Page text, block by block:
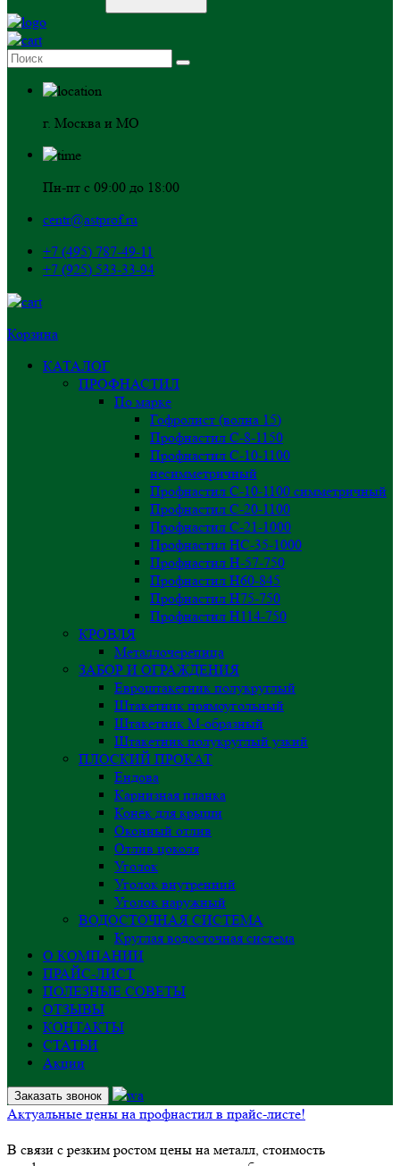
г. Москва и МО
Пн-пт с 09:00 до 18:00
centr@astprof.ru
+7 (495) 787-49-11
+7 (925) 533-33-94
Корзина
КАТАЛОГ
ПРОФНАСТИЛ
По марке
Гофролист (волна 15)
Профнастил С-8-1150
Профнастил С-10-1100
несимметричный
Профнастил С-10-1100 симметричный
Профнастил С-20-1100
Профнастил С-21-1000
Профнастил НС-35-1000
Профнастил H-57-750
Профнастил Н60-845
Профнастил Н75-750
Профнастил Н114-750
КРОВЛЯ
Металлочерепица
ЗАБОР И ОГРАЖДЕНИЯ
Евроштакетник полукруглый
Штакетник прямоугольный
Штакетник М-образный
Штакетник полукруглый узкий
ПЛОСКИЙ ПРОКАТ
Ендова
Карнизная планка
Конёк для крыши
Оконный отлив
Отлив цоколя
Уголок
Уголок внутренний
Уголок наружный
ВОДОСТОЧНАЯ СИСТЕМА
Круглая водосточная система
О КОМПАНИИ
ПРАЙС-ЛИСТ
ПОЛЕЗНЫЕ СОВЕТЫ
ОТЗЫВЫ
КОНТАКТЫ
СТАТЬИ
Акции
Заказать звонок
Актуальные цены на профнастил в прайс-листе!
В связи с резким ростом цены на металл, стоимость